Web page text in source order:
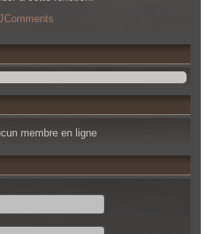
membre en ligne